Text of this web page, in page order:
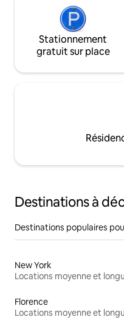
Stationnement
gratuit sur place
Destinations à
Destinations populaires
New York
Florence